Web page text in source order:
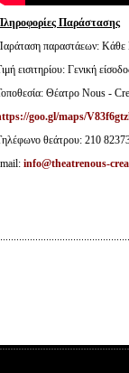
Παράστασης
παραστάεων: Κάθε
εισιτηρίου: Γενική
Θέατρο Νοus -
goo.gl/maps/
θεάτρου: 210
info@theatrenous-